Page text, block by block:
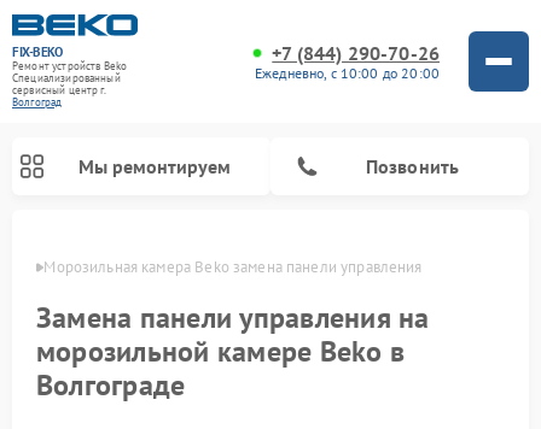
FIX-BEKO
Ремонт устройств Beko
Специализированный
cервисный центр г.
Волгоград
+7 (844) 290-70-26
Ежедневно, с 10:00 до 20:00
Мы ремонтируем Позвонить
Морозильная камера Beko замена панели управления
Замена панели управления на
морозильной камере Beko в
Волгограде